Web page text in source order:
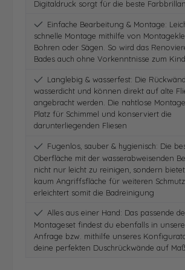
Digitaldruck sorgt für die beste
Einfache Bearbeitung & Montage:
schnelle Montage mithilfe von
Bohren oder Sägen. So wird das
Bades auch ohne Vorkenntnisse zum
Langlebig & wasserfest: Die
wasserdicht und können direkt auf alte
angebracht werden. Die nahtlose
Platz für Schimmel und konserviert die
darunterliegenden Fliesen
Fugenlos, sauber & hygienisch: Die
Oberfläche mit der wasserabweisenden
nicht nur leicht zu reinigen, sondern
kaum Angriffsfläche für weiteren
erleichtert somit die Badreinigung
Alles aus einer Hand: Das passende
Montageset findest du ebenfalls in
Anfrage bzw. mithilfe unseres
deine perfekten Duschrückwände auf